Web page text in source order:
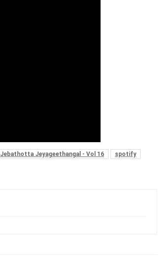
Jebathotta Jeyageethangal - Vol 16
spotify